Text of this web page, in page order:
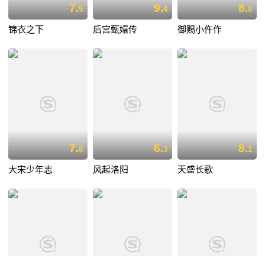
7.5
锦衣之下
9.4
后宫甄嬛传
8.0
御赐小仵作
7.8
大宋少年志
6.3
风起洛阳
8.1
天盛长歌